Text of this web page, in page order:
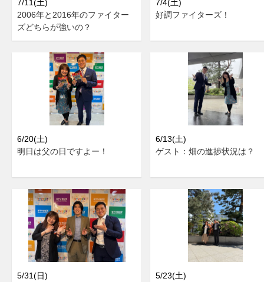
7/11(土)
2006年と2016年のファイター
ズどちらが強いの？
7/4(土)
好調ファイターズ！
6/20(土)
明日は父の日ですよー！
6/13(土)
ゲスト：畑の進捗状況は？
5/31(日)
5/23(土)